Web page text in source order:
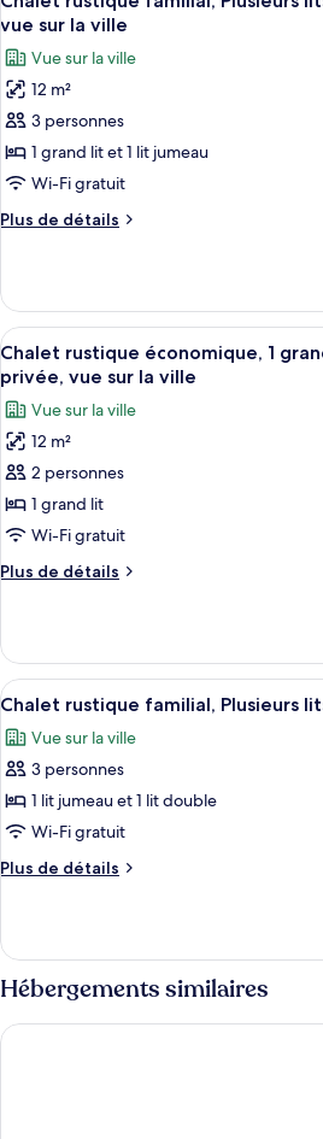
Dormitory
toutes
les
photos
pour
ce
type
de
chambre :
Chalet
familial,
Plusieurs
lits,
salle
de
bain
privée,
vue
sur
la
ville
vue sur la ville
Vue sur la ville
12 m²
3 personnes
1 grand lit et 1 lit jumeau
Wi-Fi gratuit
Plus de détails
Plus
Chalet
rustique
familial,
Plusieurs
lits,
salle
de
bain
privée,
vue
la
ville
Afficher
toutes
les
photos
pour
ce
type
de
chambre :
Chalet
économique,
grand
lit,
salle
de
bain
privée,
vue
ville
Une
6
Chalet rustique économique, 1
privée, vue sur la ville
Vue sur la ville
12 m²
2 personnes
1 grand lit
Wi-Fi gratuit
Plus de détails
Plus
Chalet
rustique
économique,
grand
lit,
de
bain
vue
Afficher
toutes
les
photos
pour
ce
type
de
Chalet
rustique
familial,
Plusieurs
Une
6
Chalet rustique familial, Plusieurs
Vue sur la ville
3 personnes
1 lit jumeau et 1 lit double
Wi-Fi gratuit
Plus de détails
Plus
Chalet
rustique
familial,
Plusieurs
lits,
Hébergements similaires
BED STATION HOSTEL KHAOSAN